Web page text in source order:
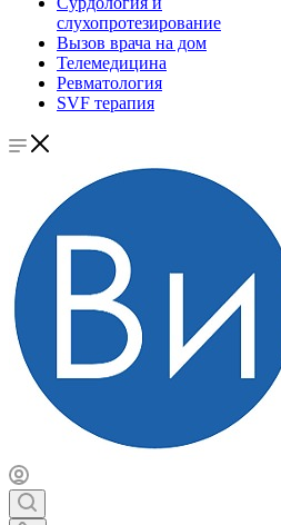
слухопротезирование
Вызов врача на дом
Телемедицина
Ревматология
SVF терапия